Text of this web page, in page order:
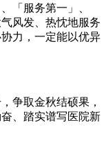
「服务第一」、
风发、热忱地服务
力，一定能以优异
争取金秋结硕果，
、踏实谱写医院新